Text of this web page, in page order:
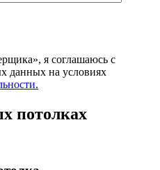
я соглашаюсь c
данных на условиях
потолках